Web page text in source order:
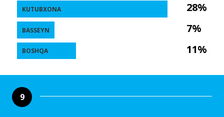
28%
7%
11%
KUTUBXONA
BASSEYN
BOSHQA
9